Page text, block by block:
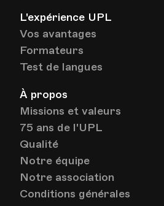
Av. de Cour 33
Date
04.02.2027
Lieu1005, Lausanne
Av. de Cour 33
L'expérience UPL
Vos avantages
Formateurs
Test de langues
À propos
Missions et valeurs
75 ans de l'UPL
Qualité
Notre équipe
Notre association
Conditions générales